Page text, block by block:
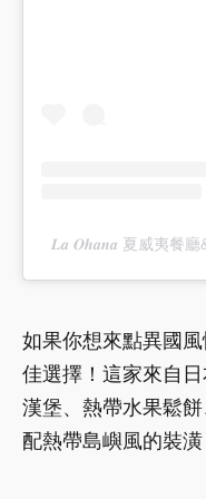
𝑳𝒂 𝑶𝒉𝒂𝒏𝒂 夏威夷餐
如果你想來點異國
佳選擇！這家來自
漢堡、熱帶水果鬆
配熱帶島嶼風的裝